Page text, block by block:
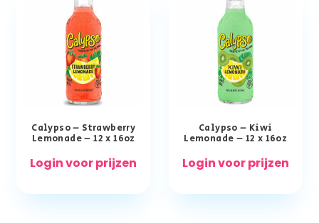
Calypso – Strawberry
Lemonade – 12 x 16oz
Login voor prijzen
Calypso – Kiwi
Lemonade – 12 x 16oz
Login voor prijzen